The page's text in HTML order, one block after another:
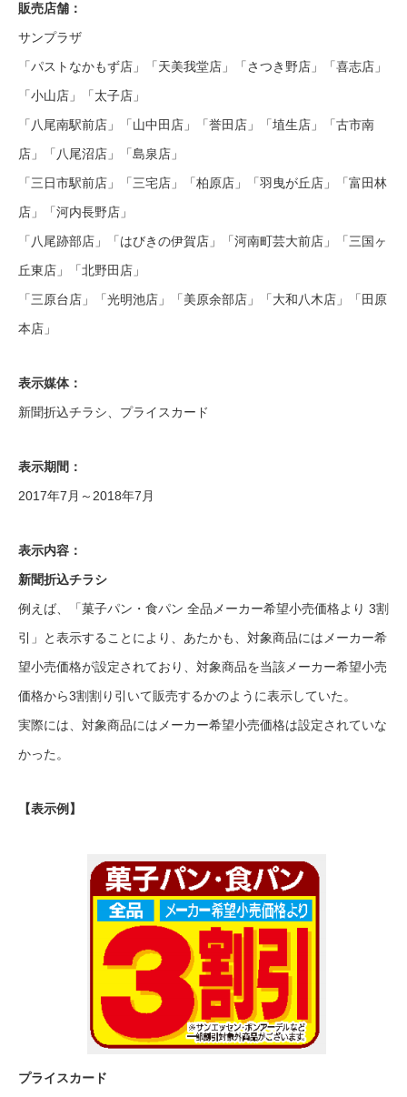
販売店舗：
サンプラザ
「パストなかもず店」「天美我堂店」「さつき野店」「喜志店」
「小山店」「太子店」
「八尾南駅前店」「山中田店」「誉田店」「埴生店」「古市南
店」「八尾沼店」「島泉店」
「三日市駅前店」「三宅店」「柏原店」「羽曳が丘店」「富田林
店」「河内長野店」
「八尾跡部店」「はびきの伊賀店」「河南町芸大前店」「三国ヶ
丘東店」「北野田店」
「三原台店」「光明池店」「美原余部店」「大和八木店」「田原
本店」
表示媒体：
新聞折込チラシ、プライスカード
表示期間：
2017年7月～2018年7月
表示内容：
新聞折込チラシ
例えば、「菓子パン・食パン 全品メーカー希望小売価格より 3割
引」と表示することにより、あたかも、対象商品にはメーカー希
望小売価格が設定されており、対象商品を当該メーカー希望小売
価格から3割割り引いて販売するかのように表示していた。
実際には、対象商品にはメーカー希望小売価格は設定されていな
かった。
【表示例】
プライスカード